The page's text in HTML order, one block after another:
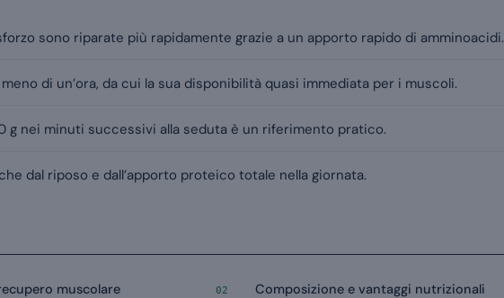
sono riparate più rapidamente grazie a un apporto rapido di amminoacidi.
di un’ora, da cui la sua disponibilità quasi immediata per i muscoli.
g nei minuti successivi alla seduta è un riferimento pratico.
dal riposo e dall’apporto proteico totale nella giornata.
muscolare 02 Composizione e vantaggi nutrizionali